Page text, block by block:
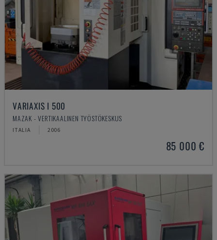
VARIAXIS I 500
MAZAK - VERTIKAALINEN TYÖSTÖKESKUS
ITALIA 2006
85 000 €